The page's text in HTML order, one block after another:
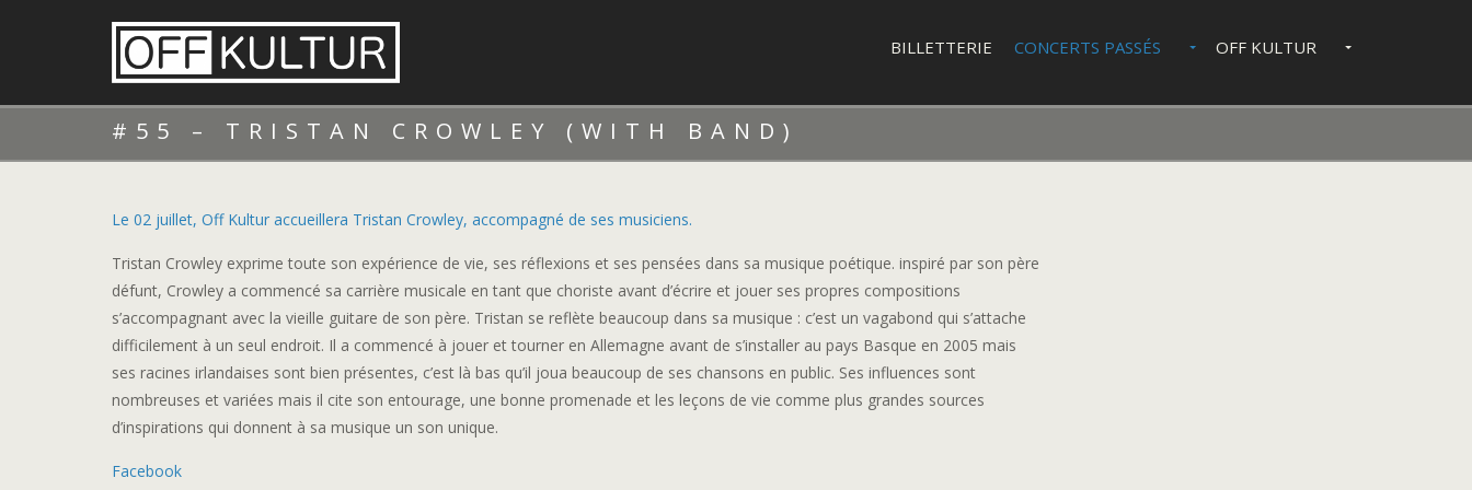
BILLETTERIE CONCERTS PASSÉS OFF KULTUR
#55 – TRISTAN CROWLEY (WITH BAND)
Le 02 juillet, Off Kultur accueillera Tristan Crowley, accompagné de ses musiciens.
Tristan Crowley exprime toute son expérience de vie, ses réflexions et ses pensées dans sa musique poétique. inspiré par son père
défunt, Crowley a commencé sa carrière musicale en tant que choriste avant d’écrire et jouer ses propres compositions
s’accompagnant avec la vieille guitare de son père. Tristan se reflète beaucoup dans sa musique : c’est un vagabond qui s’attache
difficilement à un seul endroit. Il a commencé à jouer et tourner en Allemagne avant de s’installer au pays Basque en 2005 mais
ses racines irlandaises sont bien présentes, c’est là bas qu’il joua beaucoup de ses chansons en public. Ses influences sont
nombreuses et variées mais il cite son entourage, une bonne promenade et les leçons de vie comme plus grandes sources
d’inspirations qui donnent à sa musique un son unique.
Facebook